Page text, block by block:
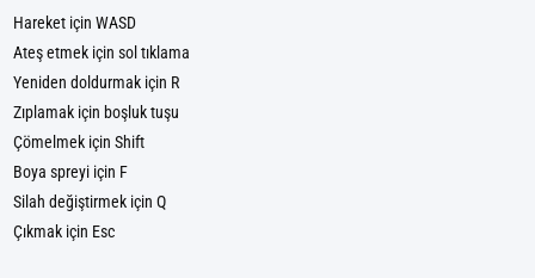
Hareket için WASD
Ateş etmek için sol tıklama
Yeniden doldurmak için R
Zıplamak için boşluk tuşu
Çömelmek için Shift
Boya spreyi için F
Silah değiştirmek için Q
Çıkmak için Esc